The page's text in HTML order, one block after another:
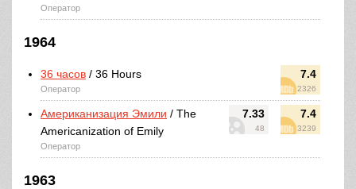
Оператор
1964
7.4
2326
36 часов / 36 Hours
Оператор
7.33
48
7.4
3239
Американизация Эмили / The
Americanization of Emily
Оператор
1963